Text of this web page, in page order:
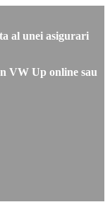
al unei asigurari
VW Up online sau